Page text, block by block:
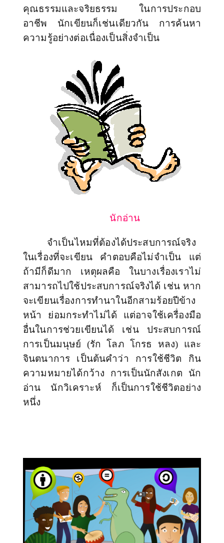
คุณธรรมและจริยธรรม ในการประกอบ
อาชีพ นักเขียนก็เช่นเดียวกัน การค้นหา
ความรู้อย่างต่อเนื่องเป็นสิ่งจำเป็น
นักอ่าน
จำเป็นไหมที่ต้องได้ประสบการณ์จริง
ในเรื่องที่จะเขียน คำตอบคือไม่จำเป็น แต่
ถ้ามีก็ดีมาก เหตุผลคือ ในบางเรื่องเราไม่
สามารถไปใช้ประสบการณ์จริงได้ เช่น หาก
จะเขียนเรื่องการทำนาในอีกสามร้อยปีข้าง
หน้า ย่อมกระทำไม่ได้ แต่อาจใช้เครื่องมือ
อื่นในการช่วยเขียนได้ เช่น ประสบการณ์
การเป็นมนุษย์ (รัก โลภ โกรธ หลง) และ
จินตนาการ เป็นต้นคำว่า การใช้ชีวิต
กิน
ความหมายได้กว้าง การเป็นนักสังเกต นัก
อ่าน นักวิเคราะห์ ก็เป็นการใช้ชีวิตอย่าง
หนึ่ง